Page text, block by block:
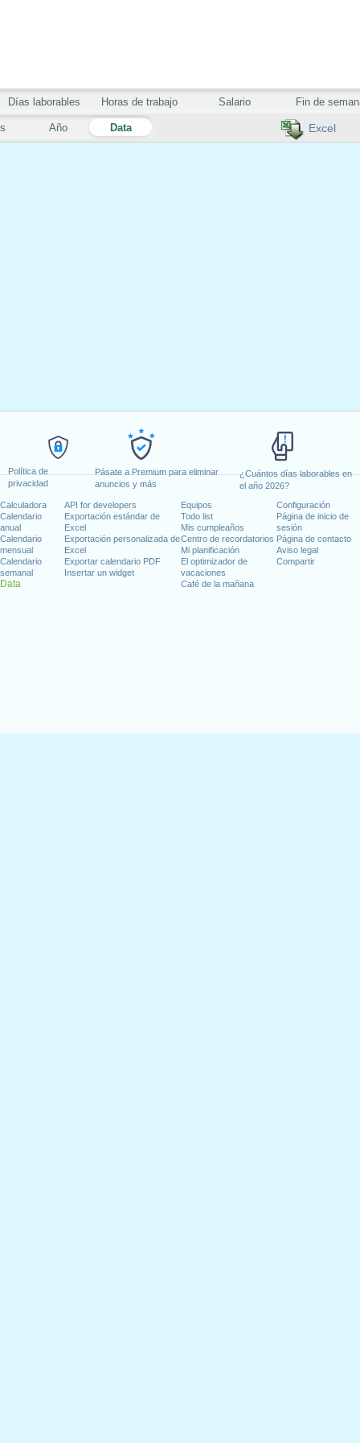
Política de
privacidad
Pásate a Premium para eliminar
anuncios y más
¿Cuántos días laborables en
el año 2026?
Calculadora
Calendario
anual
Calendario
mensual
Calendario
semanal
Data
API for developers
Exportación estándar de
Excel
Exportación personalizada de
Excel
Exportar calendario PDF
Insertar un widget
Equipos
Todo list
Mis cumpleaños
Centro de recordatorios
Mi planificación
El optimizador de
vacaciones
Café de la mañana
Configuración
Página de inicio de
sesión
Página de contacto
Aviso legal
Compartir
Excel
Año Data
Días laborables Horas de trabajo Salario Fin de